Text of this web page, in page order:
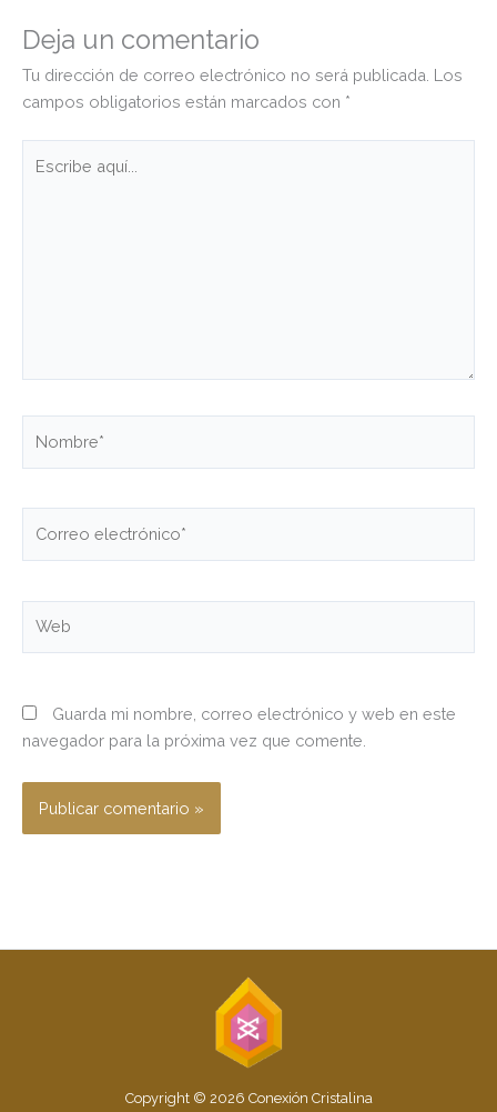
Deja un comentario
Tu dirección de correo electrónico no será publicada. Los
campos obligatorios están marcados con *
aquí...
electrónico*
Guarda mi nombre, correo electrónico y web en este
navegador para la próxima vez que comente.
Copyright © 2026 Conexión Cristalina